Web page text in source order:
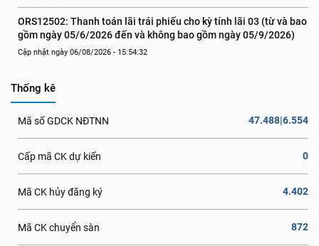
ORS12502: Thanh toán lãi trái phiếu cho kỳ tính lãi 03 (từ và bao
gồm ngày 05/6/2026 đến và không bao gồm ngày 05/9/2026)
Cập nhật ngày 06/08/2026 - 15:54:32
Thống kê
Mã số GDCK NĐTNN 47.488|6.554
Cấp mã CK dự kiến 0
Mã CK hủy đăng ký 4.402
Mã CK chuyển sàn 872